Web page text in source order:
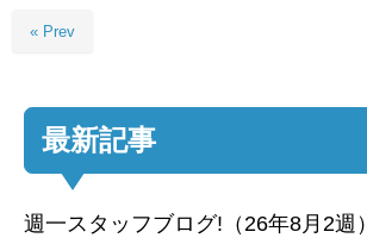
« Prev
最新記事
週一スタッフブログ!（26年8月2週）